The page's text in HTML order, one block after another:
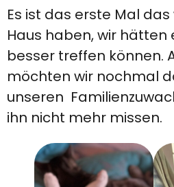
Es ist das erste Mal
Haus haben, wir hätten
besser treffen können.
möchten wir nochmal
unseren
ihn nicht mehr missen.